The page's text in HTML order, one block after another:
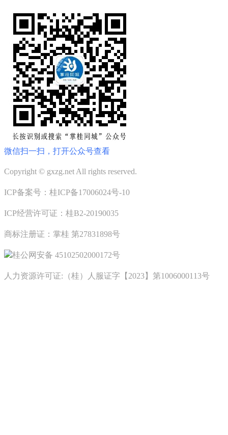
微信扫一扫，打开公众号查看
Copyright © gxzg.net All rights reserved.
ICP备案号：桂ICP备17006024号-10
ICP经营许可证：桂B2-20190035
商标注册证：掌桂 第27831898号
桂公网安备 45102502000172号
人力资源许可证:（桂）人服证字【2023】第1006000113号